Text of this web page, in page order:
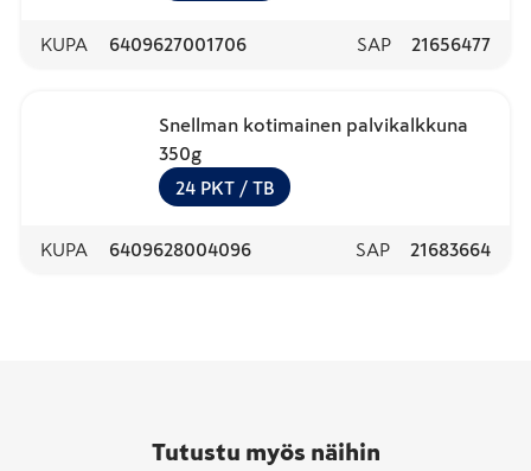
KUPA 6409627001706 SAP 21656477
Snellman kotimainen palvikalkkuna
350g
24 PKT / TB
KUPA 6409628004096 SAP 21683664
Tutustu myös näihin